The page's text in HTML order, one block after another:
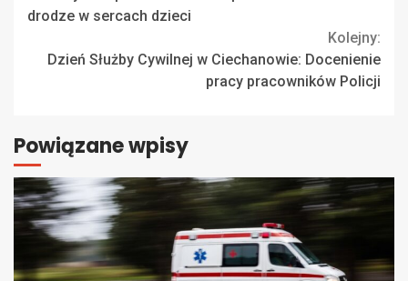
Reading
drodze w sercach dzieci
Kolejny:
Dzień Służby Cywilnej w Ciechanowie: Docenienie
pracy pracowników Policji
Powiązane wpisy